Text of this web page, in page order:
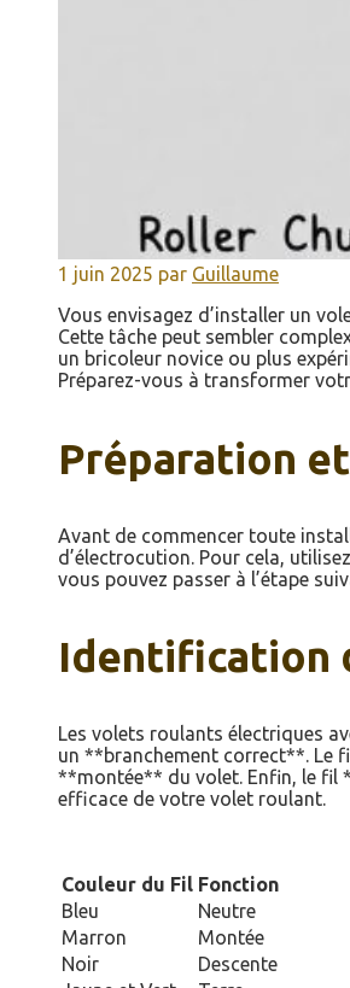
1 juin 2025 par Guillaume
Vous envisagez d’installer un
Cette tâche peut sembler
un bricoleur novice ou plus
Préparez-vous à transformer
Préparation
Avant de commencer toute
d’électrocution. Pour cela,
vous pouvez passer à l’étape
Identification
Les volets roulants électriques
un **branchement correct**. Le
**montée** du volet. Enfin, le fil
efficace de votre volet roulant.
Couleur du Fil Fonction
Bleu
Neutre
Marron
Montée
Noir
Descente